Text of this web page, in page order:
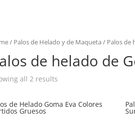
/ Palos de Helado y de Maqueta / Palos de
de helado de
all 2 results
de Helado Goma Eva Colores
Gruesos